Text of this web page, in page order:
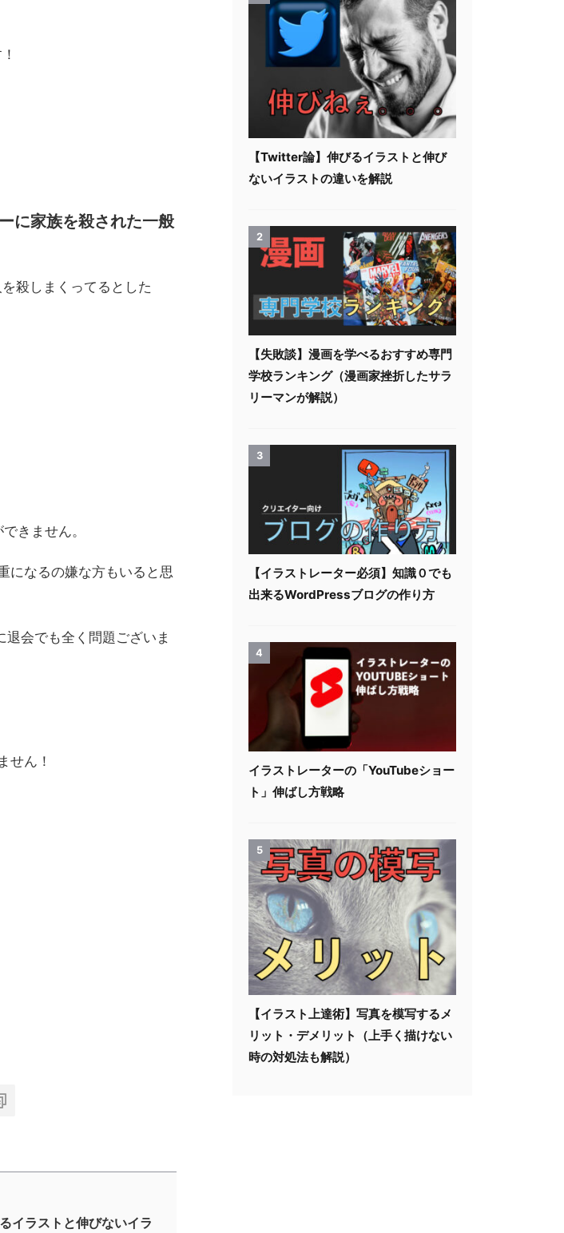
に家族を殺された一般
殺しまくってるとした
きません。
になるの嫌な方もいると思
会でも全く問題ございま
せん！
イラストと伸びないイラ
【Twitter論】伸びるイラストと伸び
ないイラストの違いを解説
2
【失敗談】漫画を学べるおすすめ専門
学校ランキング（漫画家挫折したサラ
リーマンが解説）
3
【イラストレーター必須】知識０でも
出来るWordPressブログの作り方
4
イラストレーターの「YouTubeショー
ト」伸ばし方戦略
5
【イラスト上達術】写真を模写するメ
リット・デメリット（上手く描けない
時の対処法も解説）